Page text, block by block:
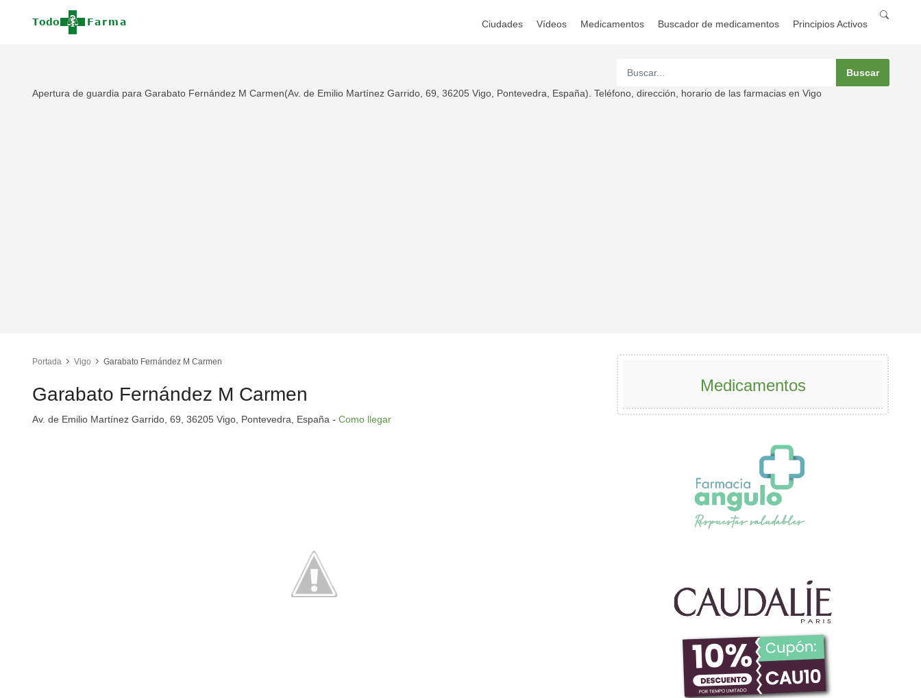
Ciudades Vídeos Medicamentos Buscador de medicamentos Principios Activos
Apertura de guardia para Garabato Fernández M Carmen(Av. de Emilio Martínez Garrido, 69, 36205 Vigo, Pontevedra, España). Teléfono, dirección, horario de las farmacias en Vigo
Portada Vigo Garabato Fernández M Carmen
Garabato Fernández M Carmen
Av. de Emilio Martínez Garrido, 69, 36205 Vigo, Pontevedra, España - Como llegar
Medicamentos